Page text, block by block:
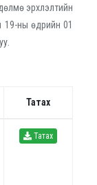
эрхлэлтийн
19-ны өдрийн 01
Татах
Татах